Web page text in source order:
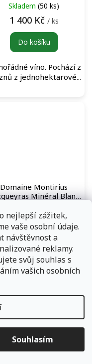
nejlepší zážitek,
vaše osobní údaje.
návštěvnost a
reklamy.
svůj souhlas s
vašich osobních
Souhlasím
do 11,00 hodin
prosím na
jste zvolili osobní
na informační
Skladem (50 ks)
1 400 Kč / ks
Do košíku
víno. Pochází z
z jednohektarové...
Domaine Montirius
Minéral Blanc
Skladem (23 ks)
1 400 Kč/ ks
Do košíku
V mládí velmi svěží,